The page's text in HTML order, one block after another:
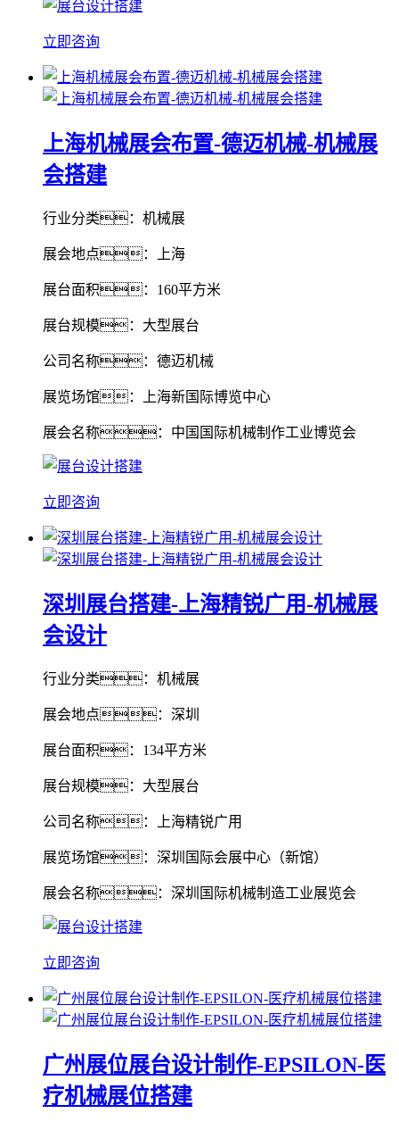
立即咨询
上海机械展会布置-德迈机械-机械展
会搭建
行业分类：机械展
展会地点：上海
展台面积：160平方米
展台规模：大型展台
公司名称：德迈机械
展览场馆：上海新国际博览中心
展会名称：中国国际机械制作工业博览会
立即咨询
深圳展台搭建-上海精锐广用-机械展
会设计
行业分类：机械展
展会地点：深圳
展台面积：134平方米
展台规模：大型展台
公司名称：上海精锐广用
展览场馆：深圳国际会展中心（新馆）
展会名称：深圳国际机械制造工业展览会
立即咨询
广州展位展台设计制作-EPSILON-医
疗机械展位搭建